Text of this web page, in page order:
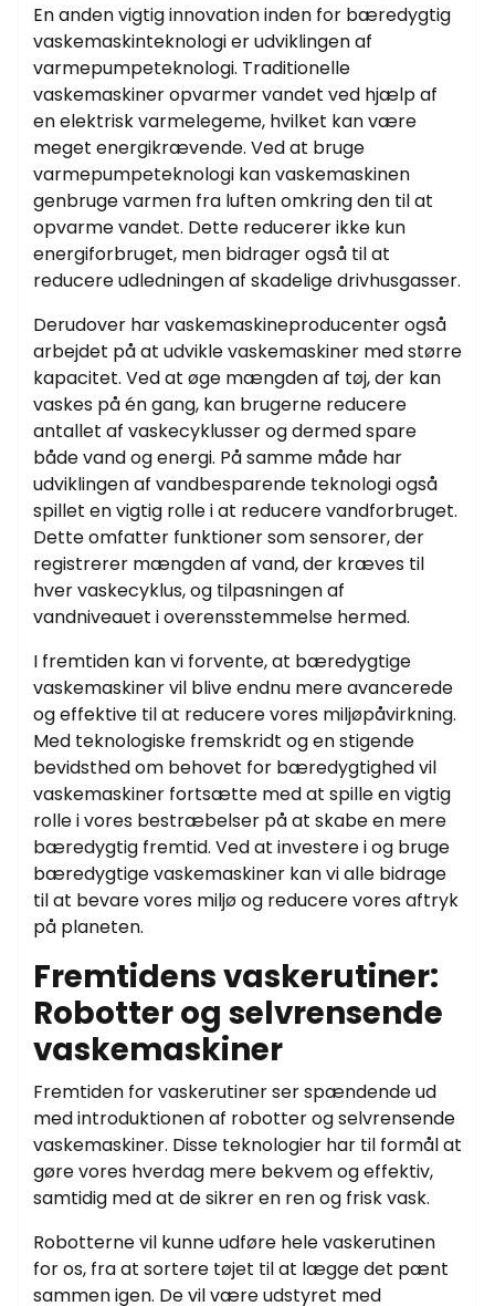
En anden vigtig innovation inden for bæredygtig
vaskemaskinteknologi er udviklingen af ​​
varmepumpeteknologi. Traditionelle
vaskemaskiner opvarmer vandet ved hjælp af
en elektrisk varmelegeme, hvilket kan være
meget energikrævende. Ved at bruge
varmepumpeteknologi kan vaskemaskinen
genbruge varmen fra luften omkring den til at
opvarme vandet. Dette reducerer ikke kun
energiforbruget, men bidrager også til at
reducere udledningen af ​​skadelige drivhusgasser.
Derudover har vaskemaskineproducenter også
arbejdet på at udvikle vaskemaskiner med større
kapacitet. Ved at øge mængden af ​​tøj, der kan
vaskes på én gang, kan brugerne reducere
antallet af vaskecyklusser og dermed spare
både vand og energi. På samme måde har
udviklingen af ​​vandbesparende teknologi også
spillet en vigtig rolle i at reducere vandforbruget.
Dette omfatter funktioner som sensorer, der
registrerer mængden af ​​vand, der kræves til
hver vaskecyklus, og tilpasningen af ​​
vandniveauet i overensstemmelse hermed.
I fremtiden kan vi forvente, at bæredygtige
vaskemaskiner vil blive endnu mere avancerede
og effektive til at reducere vores miljøpåvirkning.
Med teknologiske fremskridt og en stigende
bevidsthed om behovet for bæredygtighed vil
vaskemaskiner fortsætte med at spille en vigtig
rolle i vores bestræbelser på at skabe en mere
bæredygtig fremtid. Ved at investere i og bruge
bæredygtige vaskemaskiner kan vi alle bidrage
til at bevare vores miljø og reducere vores aftryk
på planeten.
Fremtidens vaskerutiner:
Robotter og selvrensende
vaskemaskiner
Fremtiden for vaskerutiner ser spændende ud
med introduktionen af robotter og selvrensende
vaskemaskiner. Disse teknologier har til formål at
gøre vores hverdag mere bekvem og effektiv,
samtidig med at de sikrer en ren og frisk vask.
Robotterne vil kunne udføre hele vaskerutinen
for os, fra at sortere tøjet til at lægge det pænt
sammen igen. De vil være udstyret med